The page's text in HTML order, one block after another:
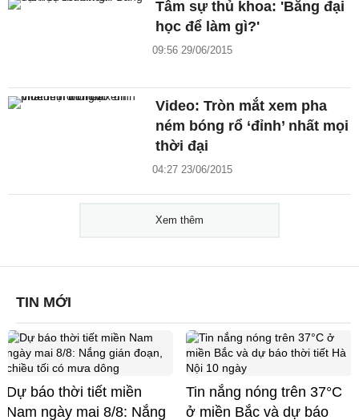
Tâm sự thủ khoa: 'Bằng đại
học để làm gì?'
09:56 29/06/2015
Video: Tròn mắt xem pha
ném bóng rổ ‘đỉnh’ nhất mọi
thời đại
04:27 23/06/2015
Xem thêm
TIN MỚI
Dự báo thời tiết miền
Nam ngày mai 8/8: Nắng
Tin nắng nóng trên 37°C
ở miền Bắc và dự báo